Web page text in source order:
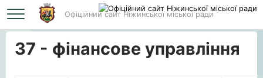
Офіційний сайт Ніжинської міської ради
Головна 37 - фінансове управління
37 - фінансове управління